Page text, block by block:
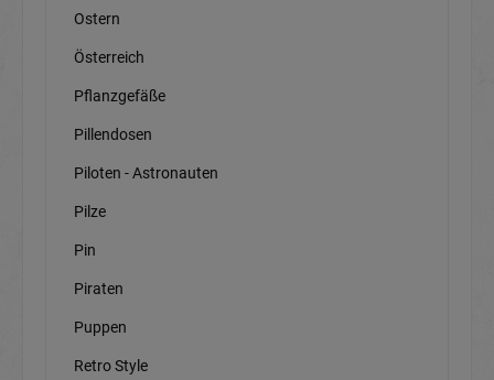
Ostern
Österreich
Pflanzgefäße
Pillendosen
Piloten - Astronauten
Pilze
Pin
Piraten
Puppen
Retro Style